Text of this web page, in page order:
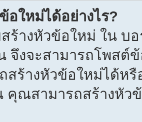
อใหม่ได้อย่างไร?
ร้างหัวข้อใหม่ ใน บ
จึงจะสามารถโพสต์
ร้างหัวข้อใหม่ได้ห
คุณสามารถสร้างหั